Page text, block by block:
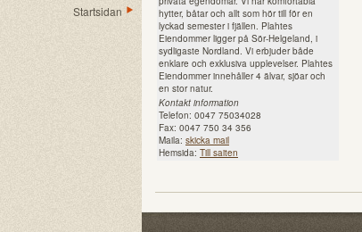
Startsidan
hytter, båtar och allt som hör till för en
lyckad semester i fjällen. Plahtes
Eiendommer ligger på Sör-Helgeland, i
sydligaste Nordland. Vi erbjuder både
enklare och exklusiva upplevelser. Plahtes
Eiendommer innehåller 4 älvar, sjöar och
en stor natur.
Kontakt information
Telefon: 0047 75034028
Fax: 0047 750 34 356
Maila: skicka mail
Hemsida: Till saiten